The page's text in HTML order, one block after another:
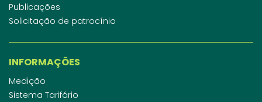
Publicações
Solicitação de patrocínio
INFORMAÇÕES
Medição
Sistema Tarifário